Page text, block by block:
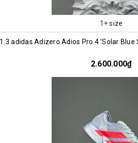
1+ size
adidas Adizero Adios Pro 4 'Solar
2.600.000₫